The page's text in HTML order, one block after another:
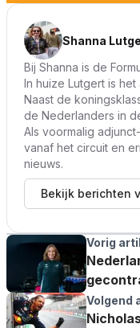
Shanna
Bij Shanna is de
In huize Lutgert is
Naast de
de Nederlanders in
Als voormalig
vanaf het circuit en
nieuws.
Bekijk berichten
Vorig
F1
Volgend